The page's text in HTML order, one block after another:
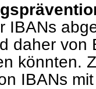
IBANs
daher von
könnten.
IBANs